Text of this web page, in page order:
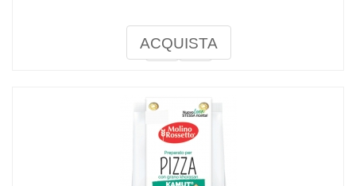
ACQUISTA